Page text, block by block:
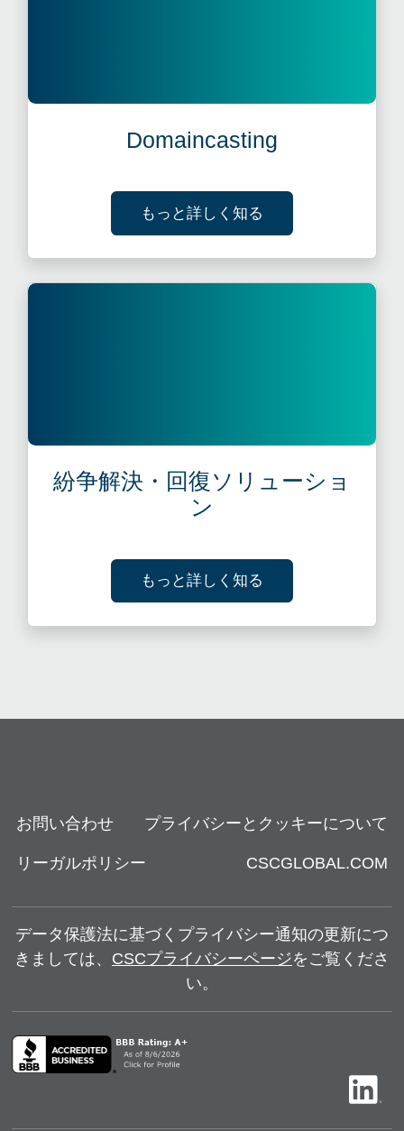
Domaincasting
もっと詳しく知る
紛争解決・回復ソリューショ
ン
もっと詳しく知る
お問い合わせ プライバシーとクッキーについて
リーガルポリシー CSCGLOBAL.COM
データ保護法に基づくプライバシー通知の更新につ
きましては、 CSCプライバシーページをご覧くださ
い。